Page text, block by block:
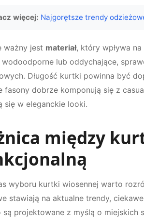
więcej: Najgorętsze trendy
ważny jest materiał, który wpływa
lub oddychające,
Długość kurtki powinna być
fasony dobrze komponują się z
się w eleganckie looki.
między
wyboru kurtki wiosennej warto
stawiają na aktualne trendy,
są projektowane z myślą o miejskich